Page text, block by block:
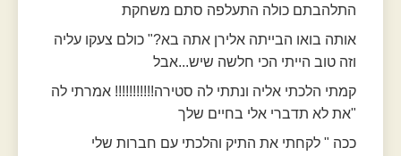
התלהבתם כולה התעלפה סתם משחקת
אותה בואו הבייתה אלירן אתה בא?" כולם צעקו עליה
וזה טוב הייתי הכי חלשה שיש...אבל
קמתי הלכתי אליה ונתתי לה סטירה!!!!!!!!!!! אמרתי לה
"את לא תדברי אלי בחיים שלך
ככה " לקחתי את התיק והלכתי עם חברות שלי